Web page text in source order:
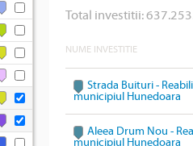
Total investitii:
NUME INVESTITIE
Strada Buituri -
municipiul Hunedoara
Aleea Drum Nou -
municipiul Hunedoara